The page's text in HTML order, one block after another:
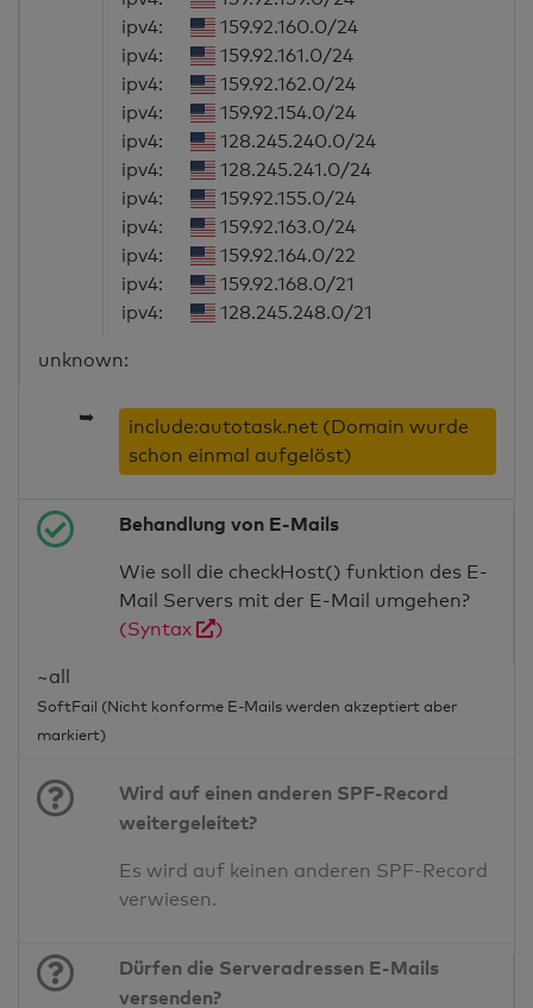
ipv4:
159.92.160.0/24
ipv4:
159.92.161.0/24
ipv4:
159.92.162.0/24
ipv4:
159.92.154.0/24
ipv4:
128.245.240.0/24
ipv4:
128.245.241.0/24
ipv4:
159.92.155.0/24
ipv4:
159.92.163.0/24
ipv4:
159.92.164.0/22
ipv4:
159.92.168.0/21
ipv4:
128.245.248.0/21
unknown:
➥
include:autotask.net (Domain wurde
schon einmal aufgelöst)
Behandlung von E-Mails
Wie soll die checkHost() funktion des E-
Mail Servers mit der E-Mail umgehen?
(Syntax
)
~all
SoftFail (Nicht konforme E-Mails werden akzeptiert aber
markiert)
Wird auf einen anderen SPF-Record
weitergeleitet?
Es wird auf keinen anderen SPF-Record
verwiesen.
Dürfen die Serveradressen E-Mails
versenden?